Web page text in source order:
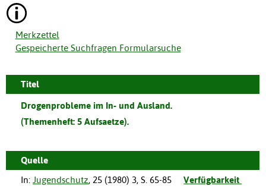
Merkzettel
Gespeicherte Suchfragen Formularsuche
Titel
Drogenprobleme im In- und Ausland.
(Themenheft: 5 Aufsaetze).
Quelle
In: Jugendschutz, 25 (1980) 3, S. 65-85 Verfügbarkeit